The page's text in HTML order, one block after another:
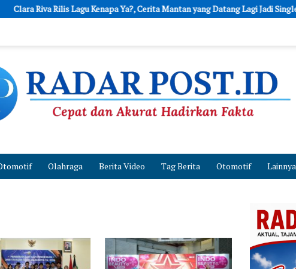
Rilis Lagu Kenapa Ya?, Cerita Mantan yang Datang Lagi Jadi Single Pop Ceria
Olahraga Berita Video Tag Berita Otomotif Lainnya